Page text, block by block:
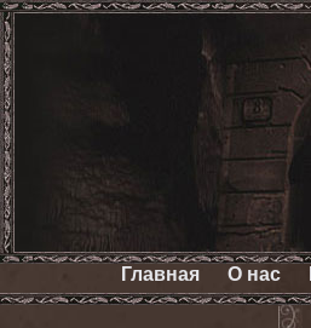
Главная О нас